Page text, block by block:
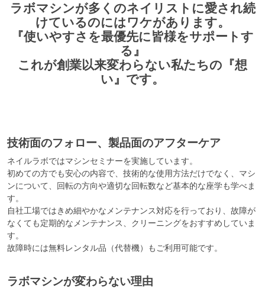
ラボマシンが多くのネイリストに愛され続
けているのにはワケがあります。
『使いやすさを最優先に皆様をサポートす
る』
これが創業以来変わらない私たちの『想
い』です。
技術面のフォロー、製品面のアフターケア
ネイルラボではマシンセミナーを実施しています。
初めての方でも安心の内容で、技術的な使用方法だけでなく、マシ
ンについて、回転の方向や適切な回転数など基本的な座学も学べま
す。
自社工場ではきめ細やかなメンテナンス対応を行っており、故障が
なくても定期的なメンテナンス、クリーニングをおすすめしていま
す。
故障時には無料レンタル品（代替機）もご利用可能です。
ラボマシンが変わらない理由